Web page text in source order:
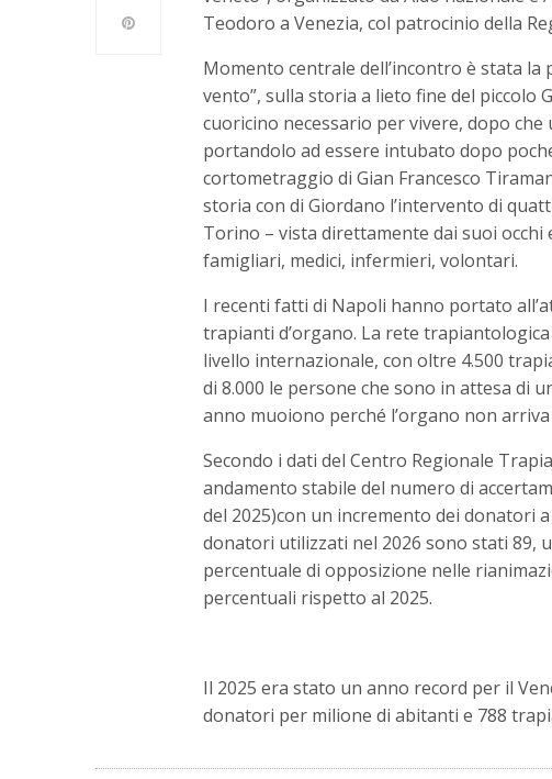
Teodoro a Venezia, col patrocinio della
Momento centrale dell’incontro è stata
vento”, sulla storia a lieto fine del piccolo
cuoricino necessario per vivere, dopo
portandolo ad essere intubato dopo
cortometraggio di Gian Francesco
storia con di Giordano l’intervento di
Torino – vista direttamente dai suoi
famigliari, medici, infermieri, volontari.
I recenti fatti di Napoli hanno portato
trapianti d’organo. La rete
livello internazionale, con oltre 4.500
di 8.000 le persone che sono in attesa di
anno muoiono perché l’organo non
Secondo i dati del Centro Regionale
andamento stabile del numero di
del 2025)con un incremento dei donatori
donatori utilizzati nel 2026 sono stati 89,
percentuale di opposizione nelle
percentuali rispetto al 2025.
Il 2025 era stato un anno record per il
donatori per milione di abitanti e 788